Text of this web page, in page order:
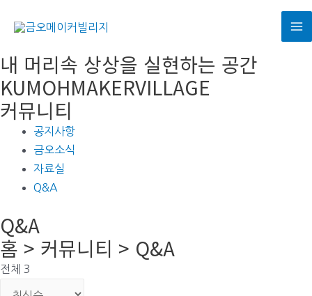
로
건
너
내 머리속 상상을 실현하는 공간
KUMOHMAKERVILLAGE
커뮤니티
공지사항
금오소식
자료실
Q&A
Q&A
홈 > 커뮤니티 > Q&A
전체 3